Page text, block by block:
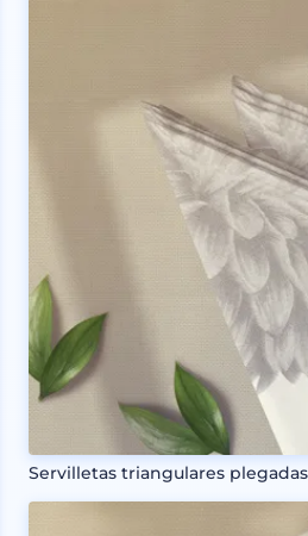
Servilletas triangulares